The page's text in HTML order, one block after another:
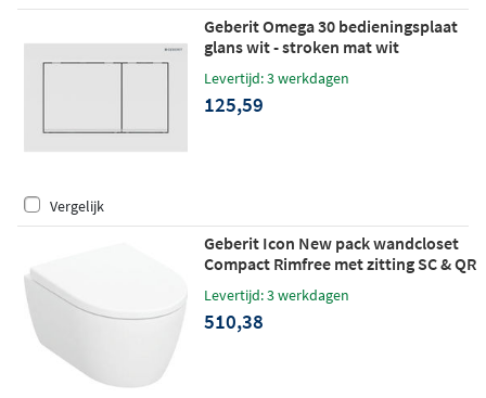
Geberit Omega 30 bedieningsplaat
glans wit - stroken mat wit
Levertijd: 3 werkdagen
125,59
Vergelijk
Geberit Icon New pack wandcloset
Compact Rimfree met zitting SC & QR
- mat wit
Levertijd: 3 werkdagen
510,38